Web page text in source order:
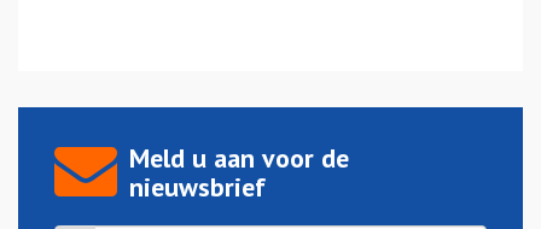
Meld u aan voor de
nieuwsbrief